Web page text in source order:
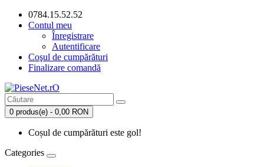
0784.15.52.52
Contul meu
Înregistrare
Autentificare
Coşul de cumpărături
Finalizare comandă
0 produs(e) - 0,00 RON
Coșul de cumpărături este gol!
Categories